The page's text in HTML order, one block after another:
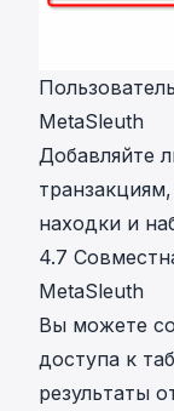
MetaSleuth
Добавляйте
находки и
4.7
MetaSleuth
Вы можете
доступа к
результаты